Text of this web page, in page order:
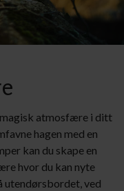
magisk atmosfære i ditt
hagen med en
kan du skape en
hvor du kan nyte
utendørsbordet, ved